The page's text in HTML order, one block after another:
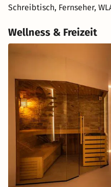
Schreibtisch, Fernseher,
Wellness & Freizeit